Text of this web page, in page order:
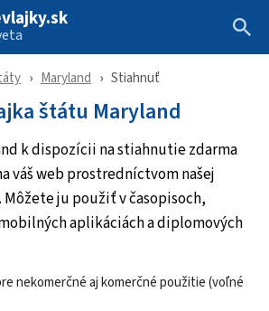
Maryland Stiahnuť
štátu Maryland
k dispozícii na stiahnutie zdarma
váš web prostredníctvom našej
Môžete ju použiť v časopisoch,
aplikáciách a diplomových
nekomerčné aj komerčné použitie (voľné